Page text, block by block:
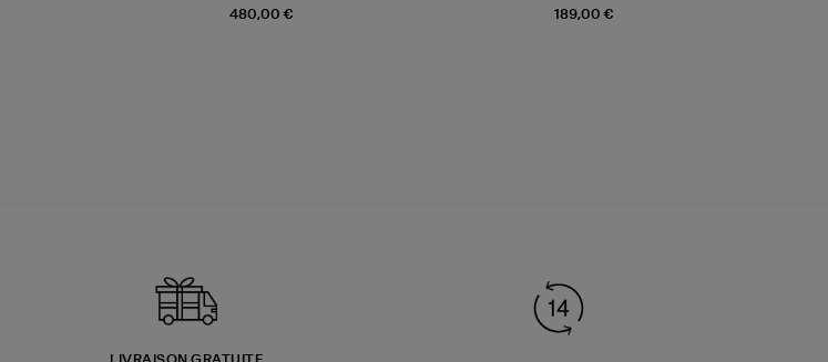
480,00 €
189,00 €